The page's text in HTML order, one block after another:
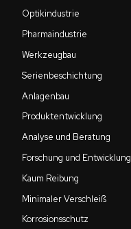
Optikindustrie
Pharmaindustrie
Werkzeugbau
Serienbeschichtung
Anlagenbau
Produktentwicklung
Analyse und Beratung
Forschung und Entwicklung
Kaum Reibung
Minimaler Verschleiß
Korrosionsschutz